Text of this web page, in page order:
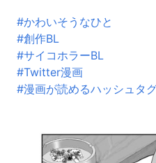
#かわいそうなひと
#創作BL
#サイコホラーBL
#Twitter漫画
#漫画が読めるハッシュタ